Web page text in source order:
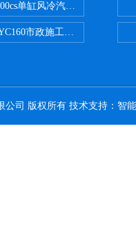
单缸风冷汽油发电机小型
市政施工用路面切割机配
司 版权所有 技术支持： 智